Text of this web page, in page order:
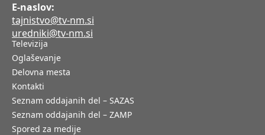
E-naslov:
tajnistvo@tv-nm.si
uredniki@tv-nm.si
Televizija
Oglaševanje
Delovna mesta
Kontakti
Seznam oddajanih del – SAZAS
Seznam oddajanih del – ZAMP
Spored za medije